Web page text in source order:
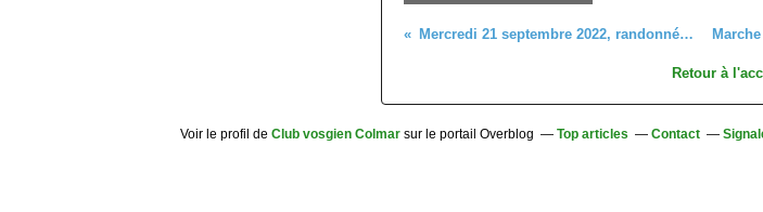
Mercredi 21 septembre 2022, randonnée à la cascade du Rudlin
Retour à
Voir le profil de Club vosgien Colmar sur le portail Overblog Top articles Contact